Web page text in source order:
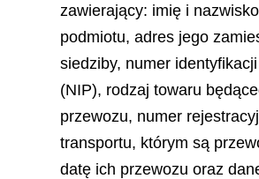
zawierający: imię i
podmiotu, adres jego
siedziby, numer
(NIP), rodzaj towaru
przewozu, numer
transportu, którym są
datę ich przewozu oraz